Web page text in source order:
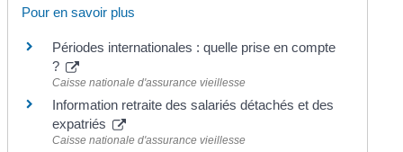
Pour en savoir plus
Périodes internationales : quelle prise en compte
?
Caisse nationale d'assurance vieillesse
Information retraite des salariés détachés et des
expatriés
Caisse nationale d'assurance vieillesse